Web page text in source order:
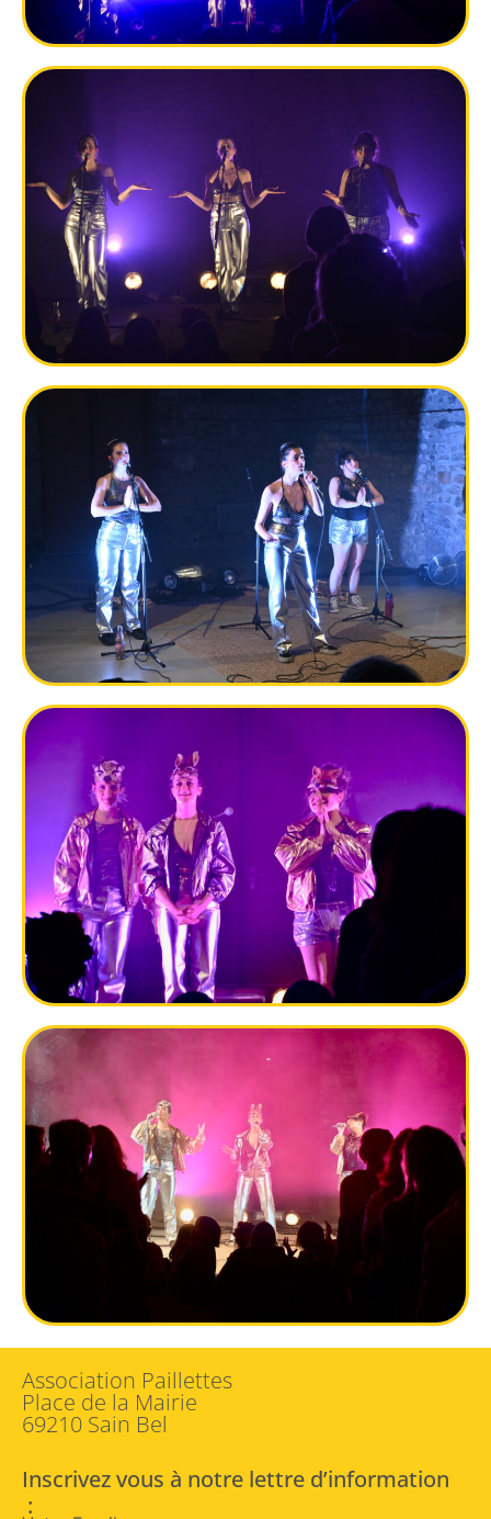
Association Paillettes
Place de la Mairie
69210 Sain Bel
Inscrivez vous à notre lettre d’information
: